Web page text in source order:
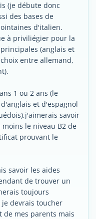
(je débute donc
des bases de
d'italien.
à priviliégier pour la
(anglais et
entre allemand,
1 ou 2 ans (le
et d'espagnol
savoir
le niveau B2 de
prouvant le
savoir les aides
de trouver un
toujours
devrais toucher
mes parents mais